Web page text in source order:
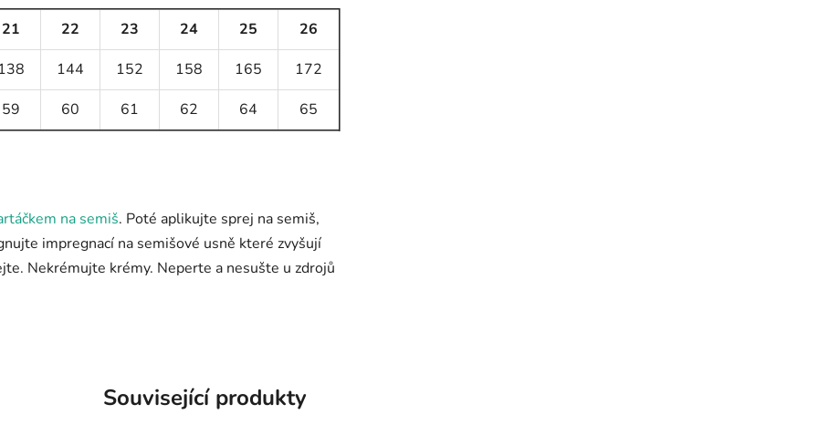
21 22 23 24 25
26
144 152 158 165
172
59
60 61 62 64 65
na semiš. Poté aplikujte sprej na semiš,
impregnací na semišové usně které zvyšují
Nekrémujte krémy. Neperte a nesušte u zdrojů
Související produkty